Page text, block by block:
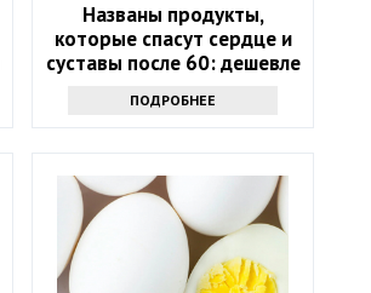
Названы продукты,
которые спасут сердце и
суставы после 60: дешевле
ПОДРОБНЕЕ